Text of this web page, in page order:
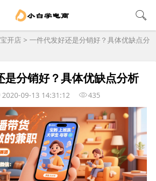
开店 > 一件代发好还是分销好？具体优缺点分
是分销好？具体优缺点分析
2020-09-13 14:31:12 435